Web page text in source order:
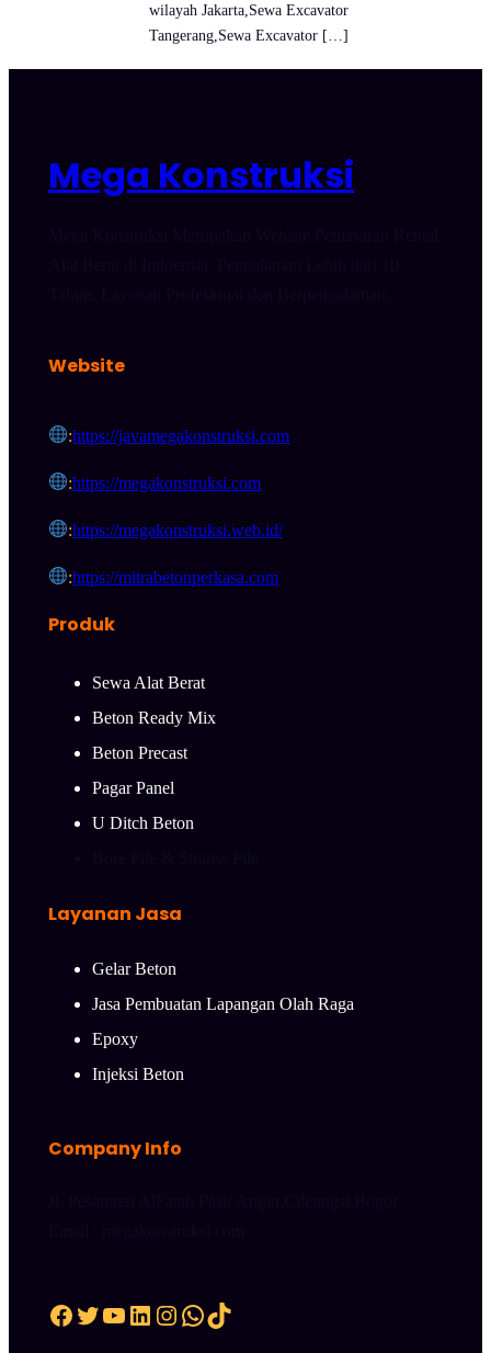
wilayah Jakarta,Sewa Excavator
Tangerang,Sewa Excavator […]
Mega Konstruksi
Website
:https://javamegakonstruksi.com
:https://megakonstruksi.com
:https://megakonstruksi.web.id/
:https://mitrabetonperkasa.com
Produk
Sewa Alat Berat
Beton Ready Mix
Beton Precast
Pagar Panel
U Ditch Beton
Layanan Jasa
Gelar Beton
Jasa Pembuatan Lapangan Olah Raga
Epoxy
Injeksi Beton
Company Info
Facebook Twitter YouTube LinkedIn Instagram WhatsApp TikTok